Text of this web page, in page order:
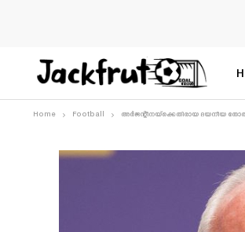
Home Football അർജന്റീനയ്‌ക്കെതിരായ ദയനീയ